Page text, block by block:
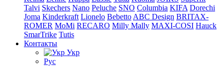
Talvi Skechers Nano Peluche SNO Columbia KIFA Dorechi
Joma Kinderkraft Lionelo Bebetto ABC Design BRITAX-
ROMER MoMi RECARO Milly Mally MAXI-COSI Hauck
SmarTrike Tutis
Контакты
Укр
Рус